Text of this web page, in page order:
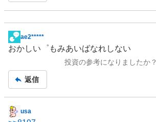
掲
示
事
ae2*****
おかしい゜もみあいばなれしない
投資の参考になりましたか？
返信
掲
usa